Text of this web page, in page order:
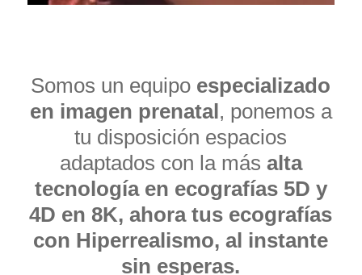
Somos un equipo especializado
en imagen prenatal, ponemos a
tu disposición espacios
adaptados con la más alta
tecnología en ecografías 5D y
4D en 8K, ahora tus ecografías
con Hiperrealismo, al instante
sin esperas.